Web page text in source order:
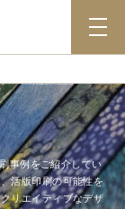
事例をご紹介してい
活版印刷の可能性を
リエイティブなデザ